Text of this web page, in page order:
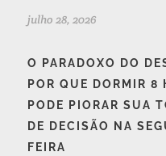
julho 28, 2026
O PARADOXO DO
POR QUE DORMIR 8
PODE PIORAR SUA
DE DECISÃO NA
FEIRA